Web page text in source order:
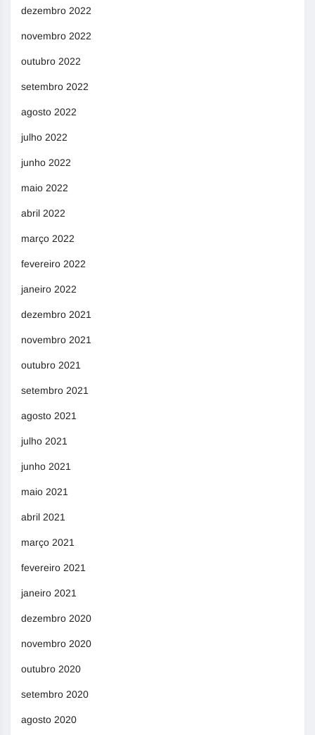
dezembro 2022
novembro 2022
outubro 2022
setembro 2022
agosto 2022
julho 2022
junho 2022
maio 2022
abril 2022
março 2022
fevereiro 2022
janeiro 2022
dezembro 2021
novembro 2021
outubro 2021
setembro 2021
agosto 2021
julho 2021
junho 2021
maio 2021
abril 2021
março 2021
fevereiro 2021
janeiro 2021
dezembro 2020
novembro 2020
outubro 2020
setembro 2020
agosto 2020